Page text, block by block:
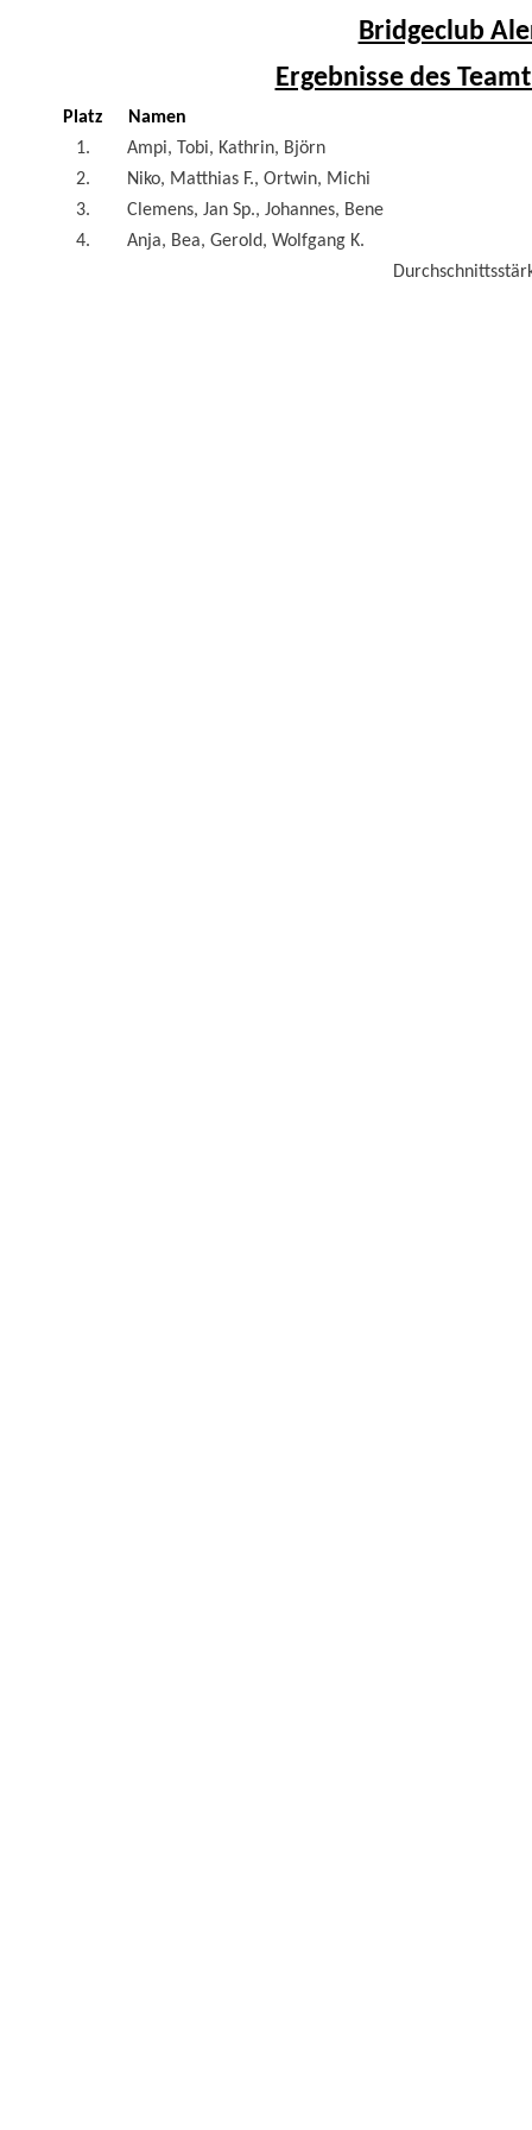
Bridgeclub
Ergebnisse des
Platz
Namen
1.
Ampi, Tobi, Kathrin, Björn
2.
Niko, Matthias F., Ortwin, Michi
3.
Clemens, Jan Sp., Johannes, Bene
4.
Anja, Bea, Gerold, Wolfgang K.